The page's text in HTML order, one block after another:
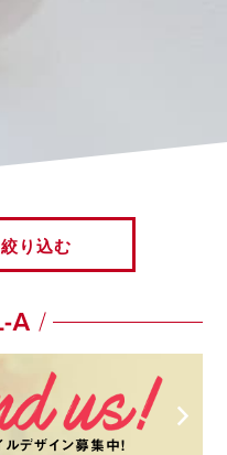
り込む
A
ルデザイン募集中！